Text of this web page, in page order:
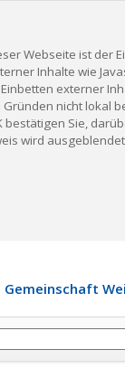
Webseite ist der
Inhalte wie
externer
nicht lokal
bestätigen Sie,
wird